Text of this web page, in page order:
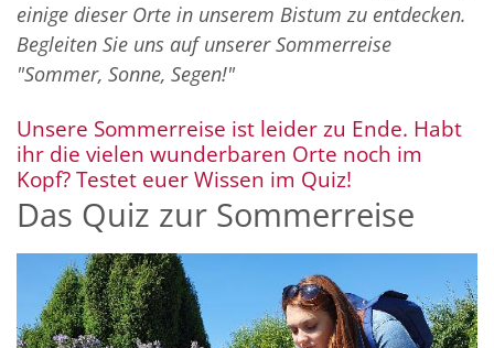
© Bistum Mainz
einige dieser Orte in unserem Bistum zu entdecken.
Begleiten Sie uns auf unserer Sommerreise
"Sommer, Sonne, Segen!"
Unsere Sommerreise ist leider zu Ende. Habt
ihr die vielen wunderbaren Orte noch im
Kopf? Testet euer Wissen im Quiz!
Das Quiz zur Sommerreise